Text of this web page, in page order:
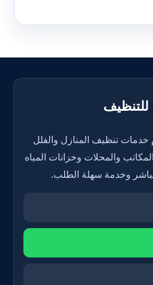
للتنظيف
خدمات تنظيف المنازل والفلل
والمحلات وخزانات المياه
وخدمة سهلة الطلب.